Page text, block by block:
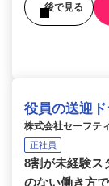
後で見る
役員の送迎
株式会社セーフ
正社員
8割が未経験ス
のない働き方